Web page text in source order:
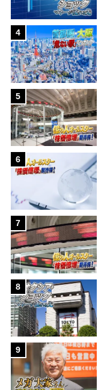
4
5
6
7
8
9